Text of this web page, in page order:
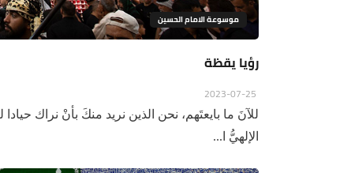
موسوعة الامام الحسين
رؤيا يقظة
للآنَ ما بايعتَهم، نحن الذين نريد منكَ بأنْ نراك
الإلهيُّ ا...